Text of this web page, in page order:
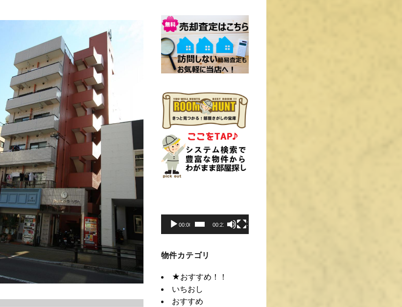
画
レ
ー
ヤ
00:00 00:21
物件カテゴリ
★おすすめ！！
いちおし
おすすめ